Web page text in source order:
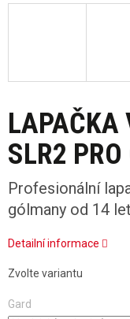
LAPAČKA
SLR2
Profesionální
gólmany od 14
Detailní informace
Zvolte variantu
Gard